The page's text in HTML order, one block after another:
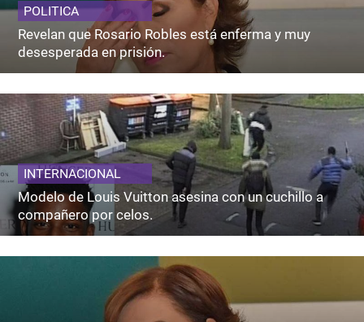
POLITICA
Revelan que Rosario Robles está enferma y muy
desesperada en prisión.
INTERNACIONAL
Modelo de Louis Vuitton asesina con un cuchillo a
compañero por celos.